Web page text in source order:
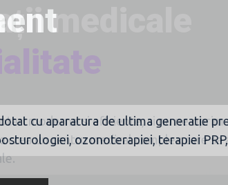
cu aparatura de ultima generatie
ozonoterapiei, terapiei